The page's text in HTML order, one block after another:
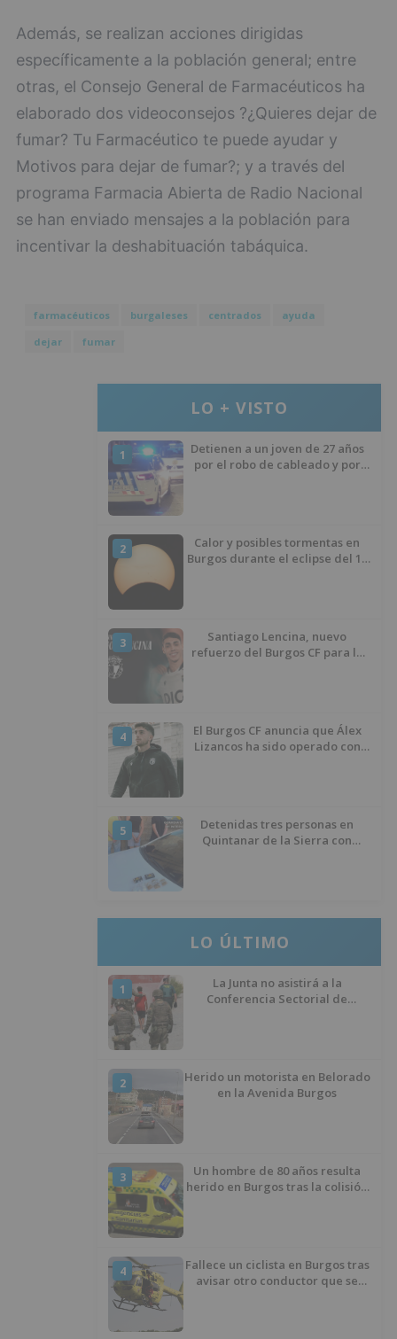
Además, se realizan acciones dirigidas
específicamente a la población general; entre
otras, el Consejo General de Farmacéuticos ha
elaborado dos videoconsejos ?¿Quieres dejar de
fumar? Tu Farmacéutico te puede ayudar y
Motivos para dejar de fumar?; y a través del
programa Farmacia Abierta de Radio Nacional
se han enviado mensajes a la población para
incentivar la deshabituación tabáquica.
farmacéuticos burgaleses centrados
ayuda
dejar
fumar
LO + VISTO
1
Detienen a un joven de 27 años
por el robo de cableado y por
2
Calor y posibles tormentas en
Burgos durante el eclipse del 12
3
Santiago Lencina, nuevo
refuerzo del Burgos CF para la
4
El Burgos CF anuncia que Álex
Lizancos ha sido operado con
5
Detenidas tres personas en
Quintanar de la Sierra con
LO ÚLTIMO
1
La Junta no asistirá a la
Conferencia Sectorial de
2
Herido un motorista en Belorado
en la Avenida Burgos
3
Un hombre de 80 años resulta
herido en Burgos tras la colisión
4
Fallece un ciclista en Burgos tras
avisar otro conductor que se